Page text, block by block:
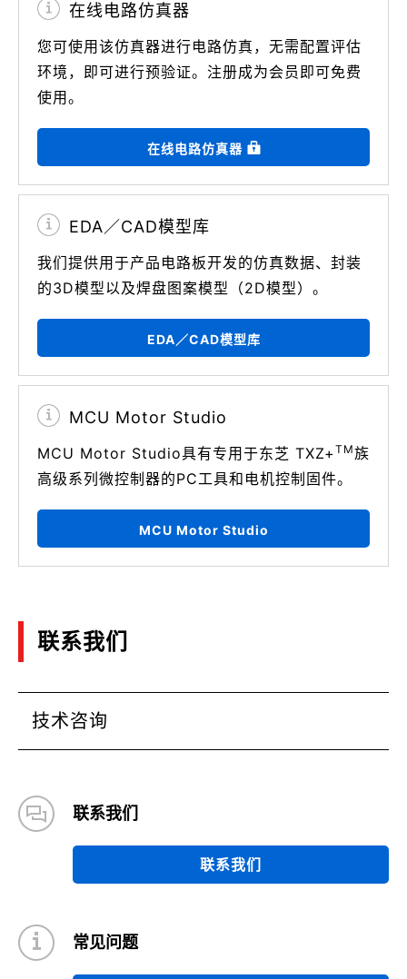
在线电路仿真器
您可使用该仿真器进行电路仿真，无需配置评估
环境，即可进行预验证。注册成为会员即可免费
使用。
在线电路仿真器
EDA／CAD模型库
我们提供用于产品电路板开发的仿真数据、封装
的3D模型以及焊盘图案模型（2D模型）。
EDA／CAD模型库
MCU Motor Studio
MCU Motor Studio具有专用于东芝 TXZ+ TM族
高级系列微控制器的PC工具和电机控制固件。
MCU Motor Studio
联系我们
技术咨询
联系我们
联系我们
常见问题